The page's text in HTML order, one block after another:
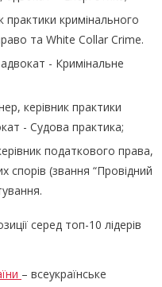
практики кримінального
та White Collar Crime.
- Кримінальне
керівник практики
- Судова практика;
податкового права,
спорів (звання “Провідний
серед топ-10 лідерів
– всеукраїнське